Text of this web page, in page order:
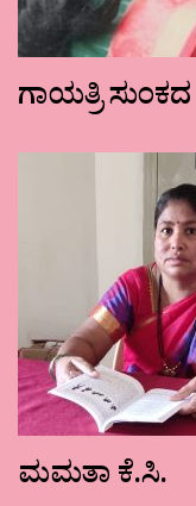
ಗಾಯತ್ರಿ
ಮಮತಾ ಕೆ.ಸಿ.